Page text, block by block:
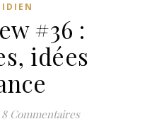
#36 :
idées
8 Commentaires